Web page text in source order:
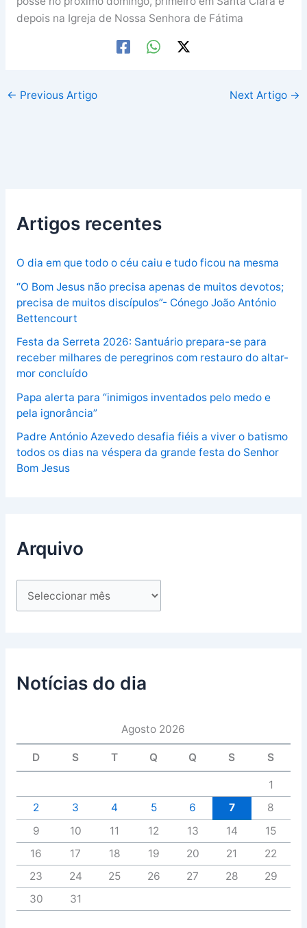
depois na Igreja de Nossa Senhora de Fátima
← Previous Artigo Next Artigo →
Artigos recentes
O dia em que todo o céu caiu e tudo ficou na mesma
“O Bom Jesus não precisa apenas de muitos devotos;
precisa de muitos discípulos”- Cónego João António
Bettencourt
Festa da Serreta 2026: Santuário prepara-se para
receber milhares de peregrinos com restauro do altar-
mor concluído
Papa alerta para “inimigos inventados pelo medo e
pela ignorância”
Padre António Azevedo desafia fiéis a viver o batismo
todos os dias na véspera da grande festa do Senhor
Bom Jesus
Arquivo
Notícias do dia
Agosto 2026
D S T Q Q S S
1
2
3 4 5 6 7
8
9
10 11 12 13 14
15
16
17 18 19 20 21
22
23
24 25 26 27 28
29
30
31